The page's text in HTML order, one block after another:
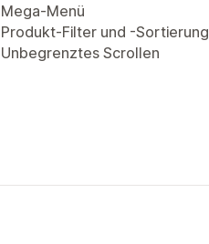
Mega-Menü
Produkt-Filter und -Sortierung
Unbegrenztes Scrollen